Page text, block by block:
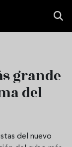
grande
del
del nuevo